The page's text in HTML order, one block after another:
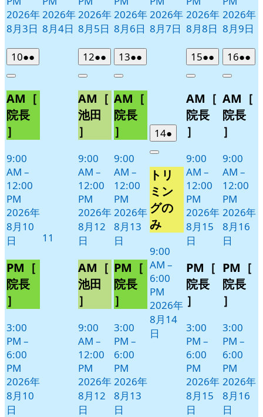
2026年
8月3日
2026年
8月4日
2026年
8月5日
2026年
8月6日
2026年
8月7日
2026年
8月8日
2026年
8月9日
102026
年
月
10
日
●●
件
イ
ト)
Close
AM［
院長
］
9:00
AM –
12:00
PM
2026年
8月10
日
PM［
院長
］
3:00
PM –
6:00
PM
2026年
8月10
日
11
122026
年
月
12
日
●●
件
イ
ベ
ト)
Close
AM［
池田
］
9:00
AM –
12:00
PM
2026年
8月12
日
AM［
池田
］
9:00
AM –
12:00
PM
2026年
8月12
日
132026
年
月
13
日
●●
件
イ
ン
ト)
Close
AM［
院長
］
9:00
AM –
12:00
PM
2026年
8月13
日
PM［
院長
］
3:00
PM –
6:00
PM
2026年
8月13
日
142026
年
月
14
日
●
件
ベ
ン
ト)
Close
トリ
ミン
グの
み
9:00
AM –
6:00
PM
2026年
8月14
日
152026
年
月
15
日
●●
件
イ
ベ
ト)
Close
AM［
院長
］
9:00
AM –
12:00
PM
2026年
8月15
日
PM［
院長
］
3:00
PM –
6:00
PM
2026年
8月15
日
162026
年
月
16
日
●●
件
イ
Close
AM［
院長
］
9:00
AM –
12:00
PM
2026年
8月16
日
PM［
院長
］
3:00
PM –
6:00
PM
2026年
8月16
日